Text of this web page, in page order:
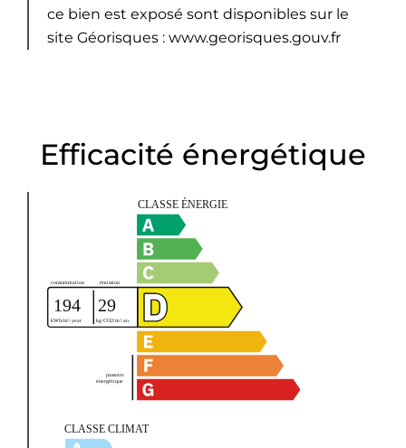
ce bien est exposé sont disponibles sur le
site Géorisques : www.georisques.gouv.fr
Efficacité énergétique